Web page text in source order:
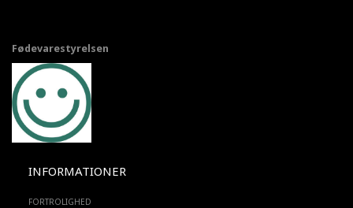
Fødevarestyrelsen
INFORMATIONER
FORTROLIGHED